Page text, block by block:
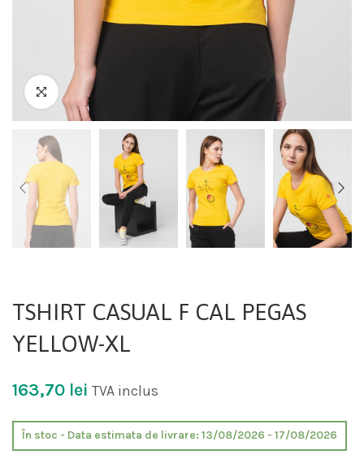
TSHIRT CASUAL F CAL PEGAS
YELLOW-XL
163,70 lei TVA inclus
În stoc - Data estimata de livrare: 13/08/2026 - 17/08/2026